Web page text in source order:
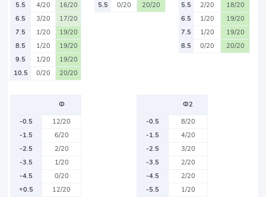
5.5
4/20
16/20
6.5
3/20
17/20
7.5
1/20
19/20
8.5
1/20
19/20
9.5
1/20
19/20
10.5
0/20 20/20
5.5
0/20 20/20
5.5
2/20
18/20
6.5
1/20
19/20
7.5
1/20
19/20
8.5
0/20 20/20
Ф
-0.5
12/20
-1.5
6/20
-2.5
2/20
-3.5
1/20
-4.5
0/20
+0.5
12/20
Ф2
-0.5
8/20
-1.5
4/20
-2.5
3/20
-3.5
2/20
-4.5
2/20
-5.5
1/20